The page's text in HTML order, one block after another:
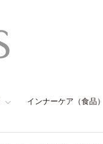
インナーケア（食品）